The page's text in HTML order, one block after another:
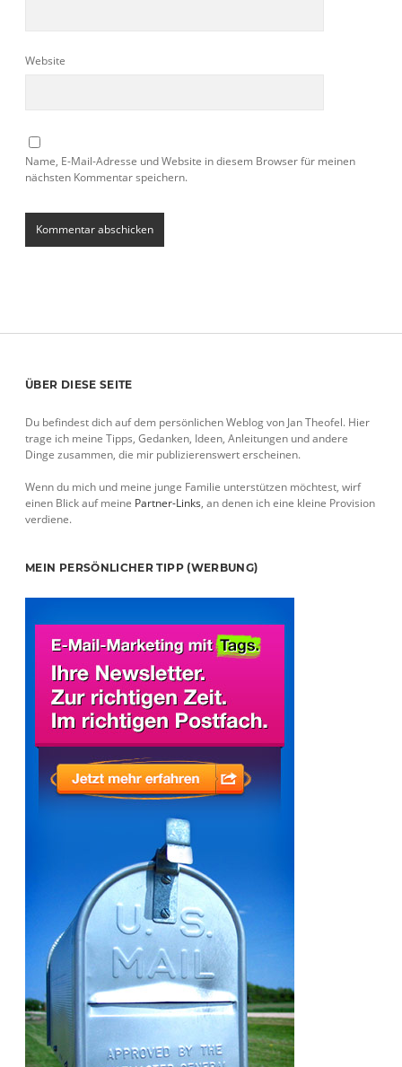
Website
Name, E-Mail-Adresse und Website in diesem Browser für meinen
nächsten Kommentar speichern.
Sidebar
ÜBER DIESE SEITE
Du befindest dich auf dem persönlichen Weblog von Jan Theofel. Hier
trage ich meine Tipps, Gedanken, Ideen, Anleitungen und andere
Dinge zusammen, die mir publizierenswert erscheinen.
Wenn du mich und meine junge Familie unterstützen möchtest, wirf
einen Blick auf meine Partner-Links, an denen ich eine kleine Provision
verdiene.
MEIN PERSÖNLICHER TIPP (WERBUNG)